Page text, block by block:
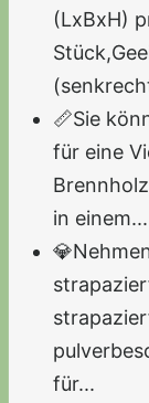
(LxBxH)
📏Sie
für eine
in einem...
für...